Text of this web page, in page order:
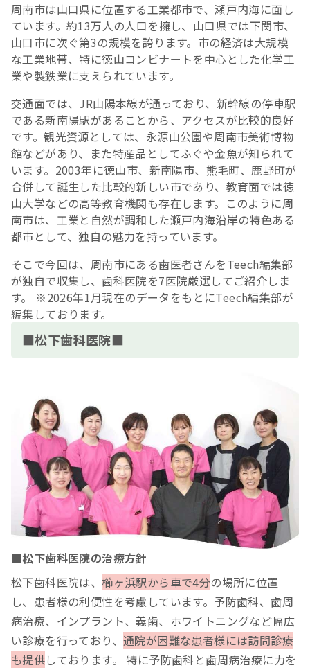
周南市は山口県に位置する工業都市で、瀬戸内海に面し
ています。約13万人の人口を擁し、山口県では下関市、
山口市に次ぐ第3の規模を誇ります。市の経済は大規模
な工業地帯、特に徳山コンビナートを中心とした化学工
業や製鉄業に支えられています。
交通面では、JR山陽本線が通っており、新幹線の停車駅
である新南陽駅があることから、アクセスが比較的良好
です。観光資源としては、永源山公園や周南市美術博物
館などがあり、また特産品としてふぐや金魚が知られて
います。2003年に徳山市、新南陽市、熊毛町、鹿野町が
合併して誕生した比較的新しい市であり、教育面では徳
山大学などの高等教育機関も存在します。このように周
南市は、工業と自然が調和した瀬戸内海沿岸の特色ある
都市として、独自の魅力を持っています。
そこで今回は、周南市にある歯医者さんをTeech編集部
が独自で収集し、歯科医院を7医院厳選してご紹介しま
す。 ※2026年1月現在のデータをもとにTeech編集部が
編集しております。
■松下歯科医院■
■松下歯科医院の治療方針
松下歯科医院は、 櫛ヶ浜駅から車で4分の場所に位置
し、患者様の利便性を考慮しています。予防歯科、歯周
病治療、インプラント、義歯、ホワイトニングなど幅広
い診療を行っており、 通院が困難な患者様には訪問診療
も提供しております。 特に予防歯科と歯周病治療に力を